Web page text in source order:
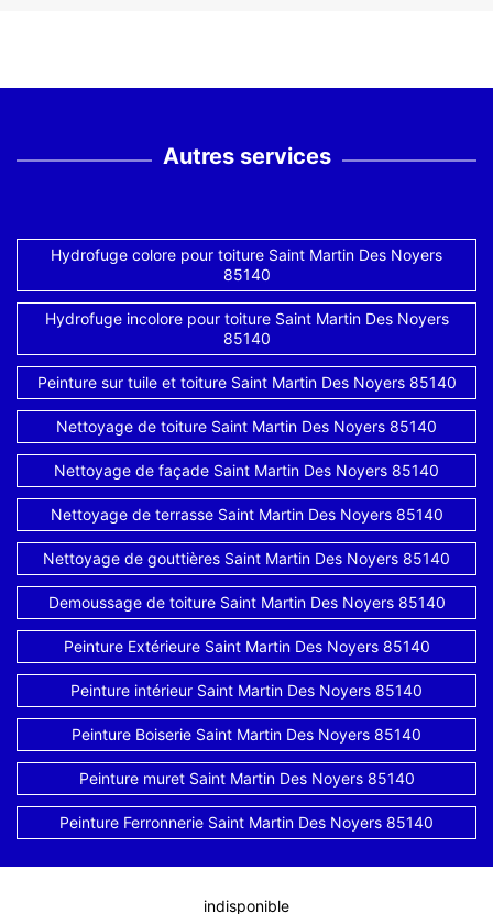
Autres services
Hydrofuge colore pour toiture Saint Martin Des Noyers
85140
Hydrofuge incolore pour toiture Saint Martin Des Noyers
85140
Peinture sur tuile et toiture Saint Martin Des Noyers 85140
Nettoyage de toiture Saint Martin Des Noyers 85140
Nettoyage de façade Saint Martin Des Noyers 85140
Nettoyage de terrasse Saint Martin Des Noyers 85140
Nettoyage de gouttières Saint Martin Des Noyers 85140
Demoussage de toiture Saint Martin Des Noyers 85140
Peinture Extérieure Saint Martin Des Noyers 85140
Peinture intérieur Saint Martin Des Noyers 85140
Peinture Boiserie Saint Martin Des Noyers 85140
Peinture muret Saint Martin Des Noyers 85140
Peinture Ferronnerie Saint Martin Des Noyers 85140
indisponible